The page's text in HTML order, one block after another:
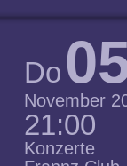
Do
November
21:00
Konzerte